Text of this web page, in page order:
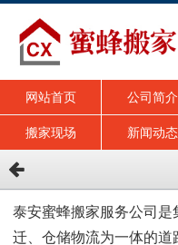
网站首页 公司简介
搬家现场 新闻动态
泰安蜜蜂搬家服务公司
迁、仓储物流为一体的